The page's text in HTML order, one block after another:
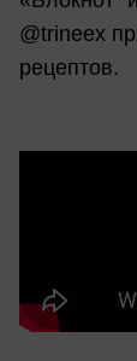
@trineex
рецептов.